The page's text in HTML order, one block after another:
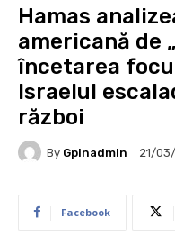
Hamas
americană de
încetarea
Israelul
război
By Gpinadmin 21/
Facebook